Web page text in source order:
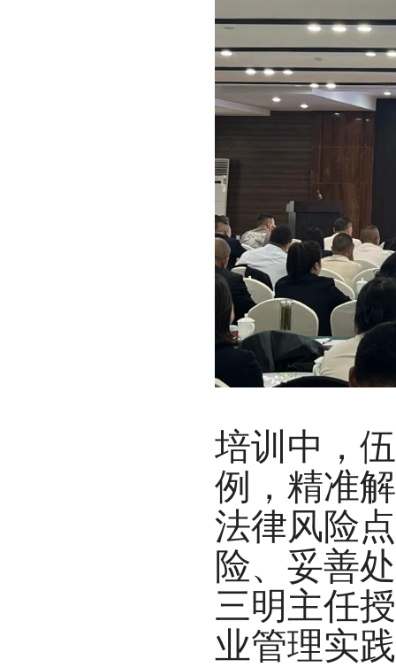
培训中，
例，精准
法律风险
险、妥善
三明主任
业管理实